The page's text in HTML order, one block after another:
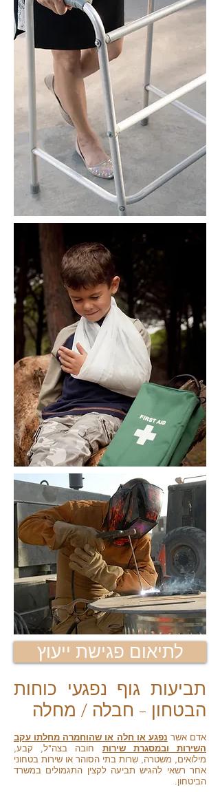
לתיאום פגישת ייעוץ
תביעות גוף נפגעי כוחות
הבטחון - חבלה / מחלה
אדם אשר נפגע או חלה או שהוחמרה מחלתו עקב
השירות ובמסגרת שירות חובה בצה"ל, קבע,
מילואים, משטרה, שרות בתי הסוהר או שירות בטחוני
אחר רשאי להגיש תביעה לקצין התגמולים במשרד
הביטחון.